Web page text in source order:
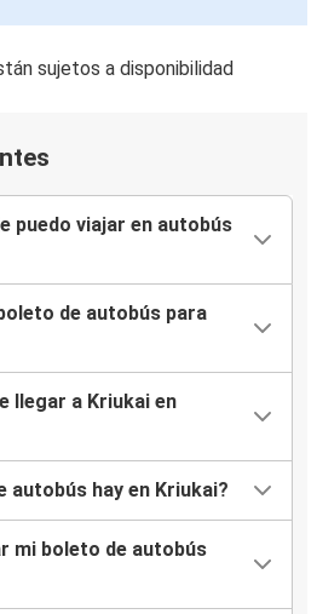
sujetos a disponibilidad
puedo viajar en autobús
de autobús para
llegar a Kriukai en
autobús hay en Kriukai?
mi boleto de autobús